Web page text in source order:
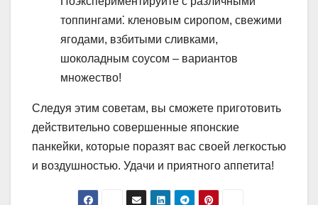
топпингами⁚ кленовым сиропом, свежими
ягодами, взбитыми сливками,
шоколадным соусом – вариантов
множество!
Следуя этим советам, вы сможете приготовить
действительно совершенные японские
панкейки, которые поразят вас своей легкостью
и воздушностью. Удачи и приятного аппетита!